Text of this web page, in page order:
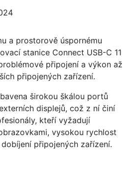
a prostorově úspornému
stanice Connect USB-C 11
připojení a výkon až
připojených zařízení.
širokou škálou portů
displejů, což z ní činí
kteří vyžadují
vysokou rychlost
připojených zařízení.